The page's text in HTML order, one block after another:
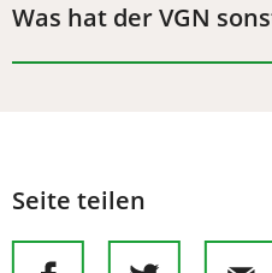
Was hat der VGN
Seite teilen